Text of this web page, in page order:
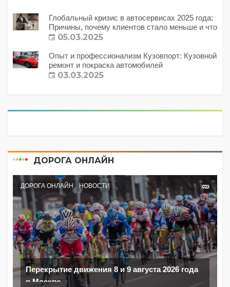
Глобальный кризис в автосервисах 2025 года:
Причины, почему клиентов стало меньше и что
с этим делать?
05.03.2025
Опыт и профессионализм Кузовпорт: Кузовной
ремонт и покраска автомобилей
03.03.2025
ДОРОГА ОНЛАЙН
ДОРОГА ОНЛАЙН НОВОСТИ
Перекрытие движения 8 и 9 августа 2026 года
в Москве